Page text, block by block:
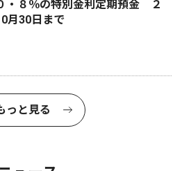
８％の特別金利定期預金 ２
月30日まで
っと見る